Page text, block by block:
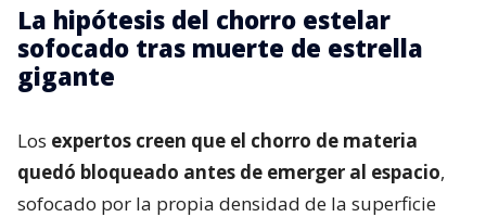
La hipótesis del chorro estelar
sofocado tras muerte de estrella
gigante
Los expertos creen que el chorro de materia
quedó bloqueado antes de emerger al espacio,
sofocado por la propia densidad de la superficie